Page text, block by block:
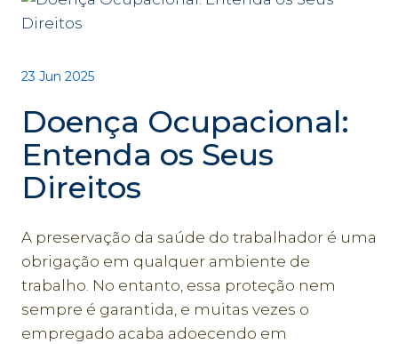
23 Jun 2025
Doença Ocupacional:
Entenda os Seus
Direitos
A preservação da saúde do trabalhador é uma
obrigação em qualquer ambiente de
trabalho. No entanto, essa proteção nem
sempre é garantida, e muitas vezes o
empregado acaba adoecendo em